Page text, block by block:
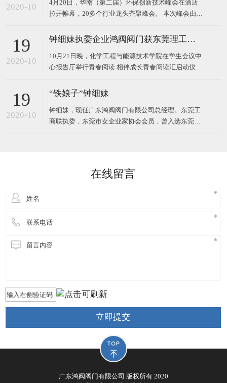
场仪式。化能学院党委委员、各支部书记、政治辅导
员、班主任
2020-10
4月20日，华南（第二届）环保创新技术峰会在酒店
拉开帷幕，20多个行业龙头齐聚峰会。 本次峰会由广
司作为主办方，以高新技术对接，最新技术产品，超
用，共同将环
19
2020-10
钟细妹执委企业鸿阀阀门获东莞理工学院校长马宏伟亲赠牌匾
10月21日晚，化学工程与能源技术学院在学生会议中
心报告厅举行青春阅读 相伴成长青春阅读汇启动仪
妹，与东莞理工学院党委副书记、校长马宏伟，化能
处长廖文波出席本场仪式。化能学院各支部书记、政
治辅导员、班
19
2020-10
“铁娘子”钟细妹
钟细妹，现任广东鸿阀阀门有限公司总经理。东莞工
商联执委，东莞市女企业家协会会员，曾入选东莞报
在线留言
立即提交
广东鸿阀阀门有限公司 版权所有 2020